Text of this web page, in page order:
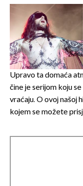
Upravo ta domaća
čine je serijom koju
vraćaju. O ovoj našoj
kojem se možete